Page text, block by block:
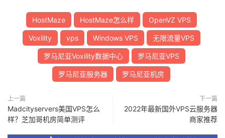
HostMaze HostMaze怎么样 OpenVZ VPS
Voxility vps Windows VPS 无限流量VPS
罗马尼亚Voxility数据中心 罗马尼亚VPS
罗马尼亚服务器 罗马尼亚机房
上一篇
Madcityservers美国VPS怎么
样？芝加哥机房简单测评
下一篇
2022年最新国外VPS云服务器
商家推荐